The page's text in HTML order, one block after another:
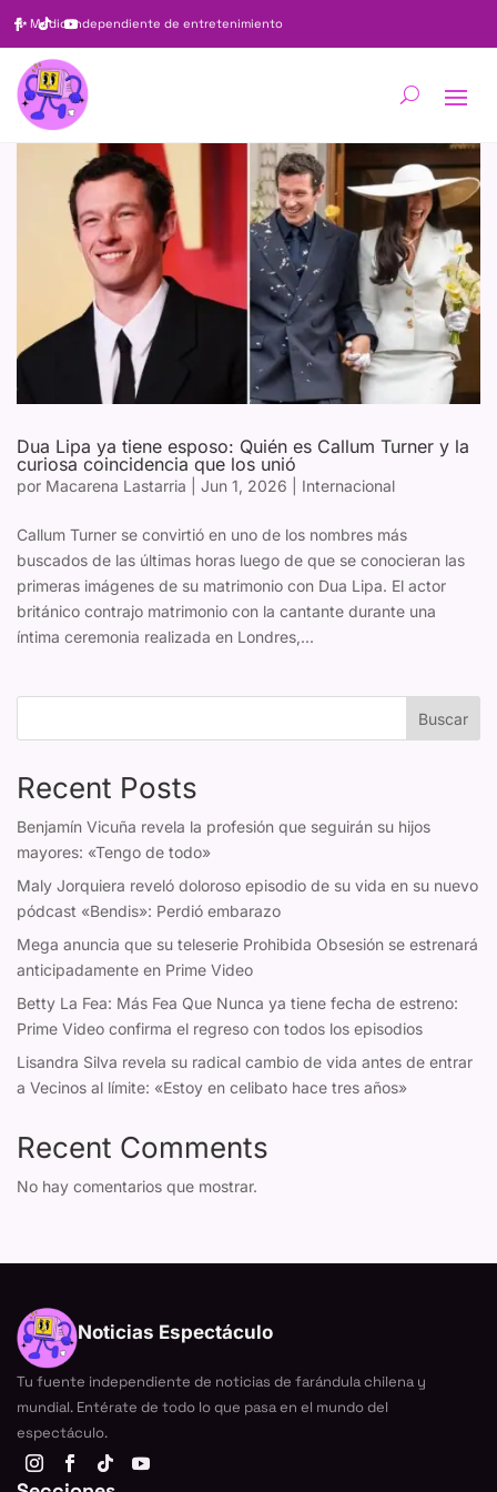
✨ Medio independiente de entretenimiento
Dua Lipa ya tiene esposo: Quién es Callum Turner y la
curiosa coincidencia que los unió
por Macarena Lastarria Jun 1, 2026 Internacional
Callum Turner se convirtió en uno de los nombres más
buscados de las últimas horas luego de que se conocieran las
primeras imágenes de su matrimonio con Dua Lipa. El actor
británico contrajo matrimonio con la cantante durante una
íntima ceremonia realizada en Londres,...
Buscar
Recent Posts
Benjamín Vicuña revela la profesión que seguirán su hijos
mayores: «Tengo de todo»
Maly Jorquiera reveló doloroso episodio de su vida en su nuevo
pódcast «Bendis»: Perdió embarazo
Mega anuncia que su teleserie Prohibida Obsesión se estrenará
anticipadamente en Prime Video
Betty La Fea: Más Fea Que Nunca ya tiene fecha de estreno:
Prime Video confirma el regreso con todos los episodios
Lisandra Silva revela su radical cambio de vida antes de entrar
a Vecinos al límite: «Estoy en celibato hace tres años»
Recent Comments
No hay comentarios que mostrar.
Noticias Espectáculo
Tu fuente independiente de noticias de farándula chilena y
mundial. Entérate de todo lo que pasa en el mundo del
espectáculo.